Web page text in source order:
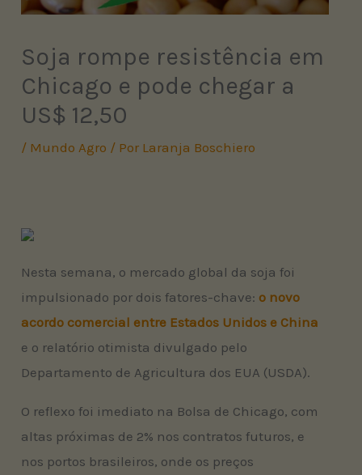
Soja rompe resistência em
Chicago e pode chegar a
US$ 12,50
/ Mundo Agro / Por Laranja Boschiero
Nesta semana, o mercado global da soja foi
impulsionado por dois fatores-chave: o novo
acordo comercial entre Estados Unidos e China
e o relatório otimista divulgado pelo
Departamento de Agricultura dos EUA (USDA).
O reflexo foi imediato na Bolsa de Chicago, com
altas próximas de 2% nos contratos futuros, e
nos portos brasileiros, onde os preços